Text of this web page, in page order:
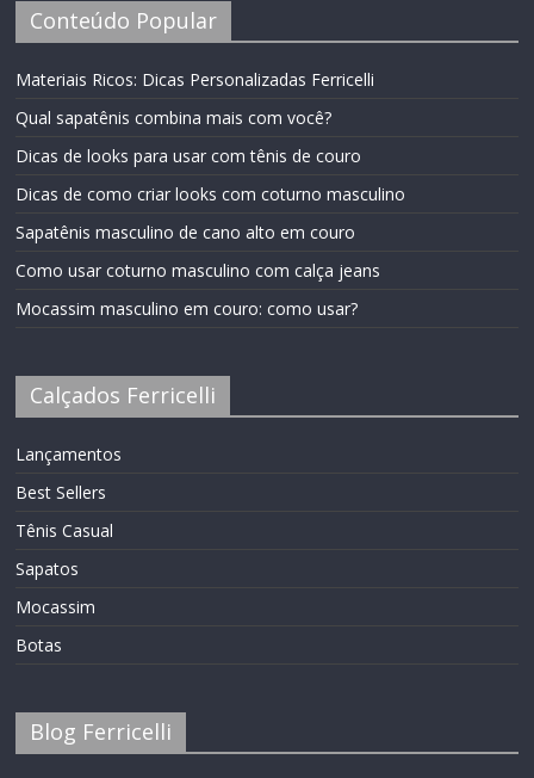
Conteúdo Popular
Materiais Ricos: Dicas Personalizadas Ferricelli
Qual sapatênis combina mais com você?
Dicas de looks para usar com tênis de couro
Dicas de como criar looks com coturno masculino
Sapatênis masculino de cano alto em couro
Como usar coturno masculino com calça jeans
Mocassim masculino em couro: como usar?
Calçados Ferricelli
Lançamentos
Best Sellers
Tênis Casual
Sapatos
Mocassim
Botas
Blog Ferricelli